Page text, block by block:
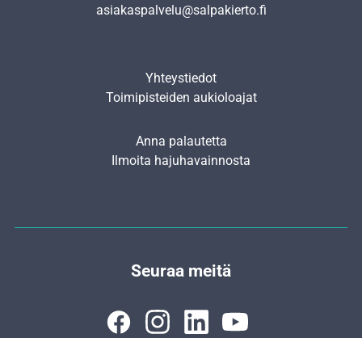
asiakaspalvelu@salpakierto.fi
Yhteystiedot
Toimipisteiden aukioloajat
Anna palautetta
Ilmoita hajuhavainnosta
Seuraa meitä